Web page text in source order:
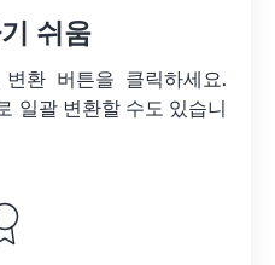
쉬움
환 버튼을 클릭하세요.
일괄 변환할 수도 있습니